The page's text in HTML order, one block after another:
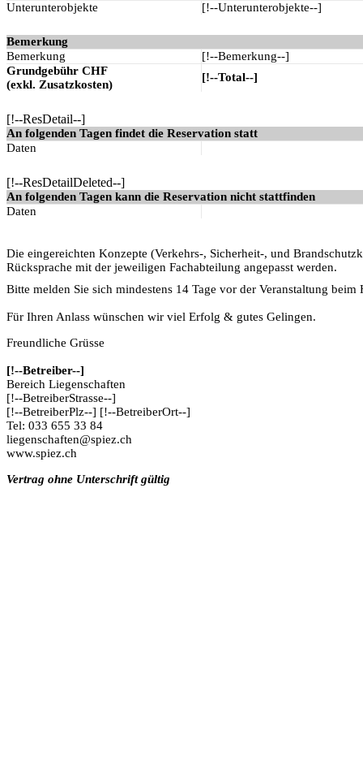
Unterunterobjekte
[!--Unterunterobjekte--]
Bemerkung
Bemerkung
[!--Bemerkung--]
Grundgebühr CHF
(exkl. Zusatzkosten)
[!--Total--]
[!--ResDetail--]
An folgenden Tagen findet die Reservation statt
Daten
[!--ResDetailDeleted--]
An folgenden Tagen kann die Reservation nicht stattfinden
Daten
Die eingereichten Konzepte (Verkehrs-, Sicherheit-, und
Rücksprache mit der jeweiligen Fachabteilung angepasst werden.
Bitte melden Sie sich mindestens 14 Tage vor der Veranstaltung
Für Ihren Anlass wünschen wir viel Erfolg & gutes Gelingen.
Freundliche Grüsse
[!--Betreiber--]
Bereich Liegenschaften
[!--BetreiberStrasse--]
[!--BetreiberPlz--] [!--BetreiberOrt--]
Tel: 033 655 33 84
liegenschaften@spiez.ch
www.spiez.ch
Vertrag ohne Unterschrift gültig